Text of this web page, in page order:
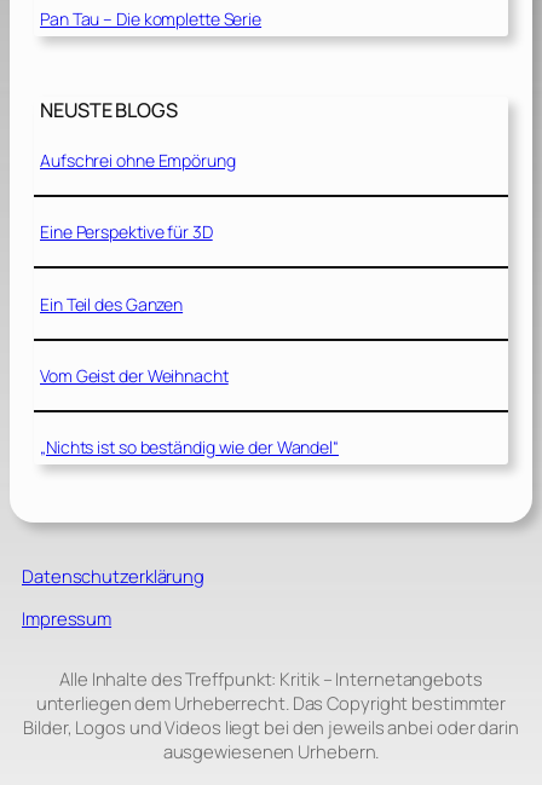
Pan Tau – Die komplette Serie
NEUSTE BLOGS
Aufschrei ohne Empörung
Eine Perspektive für 3D
Ein Teil des Ganzen
Vom Geist der Weihnacht
„Nichts ist so beständig wie der Wandel“
Datenschutzerklärung
Impressum
Alle Inhalte des Treffpunkt: Kritik – Internetangebots
unterliegen dem Urheberrecht. Das Copyright bestimmter
Bilder, Logos und Videos liegt bei den jeweils anbei oder darin
ausgewiesenen Urhebern.